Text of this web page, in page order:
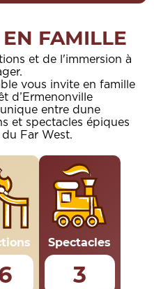
FAMILLE
et de l'immersion à
vous invite en famille
d’Ermenonville
entre dune
et spectacles épiques
Far West.
Spectacles
3